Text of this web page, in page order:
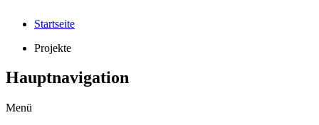
Startseite
Projekte
Hauptnavigation
Menü